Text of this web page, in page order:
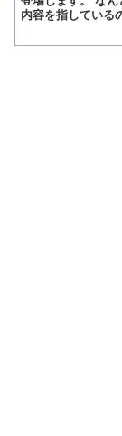
内容を指している